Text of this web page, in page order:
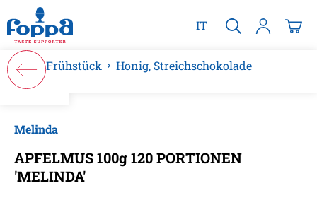
springen
IT
Frühstück Honig, Streichschokolade
Melinda
APFELMUS 100g 120 PORTIONEN
'MELINDA'